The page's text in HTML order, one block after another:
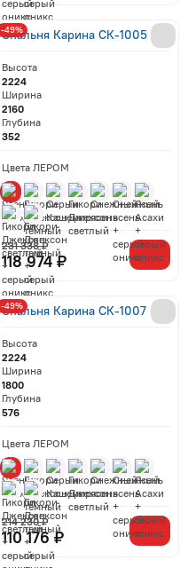
Спальня Карина СК-1005
Высота
2224
Ширина
2160
Глубина
352
Цвета ЛЕРОМ
118 974 ₽
231 338 ₽
-49%
Спальня Карина СК-1007
Высота
2224
Ширина
1800
Глубина
576
Цвета ЛЕРОМ
110 176 ₽
214 230 ₽
-49%